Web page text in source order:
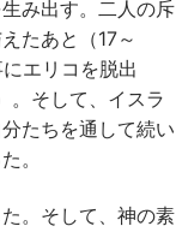
み出す。二人の斥
たあと（17～
エリコを脱出
。そして、イスラ
たちを通して続い
。
。そして、神の素